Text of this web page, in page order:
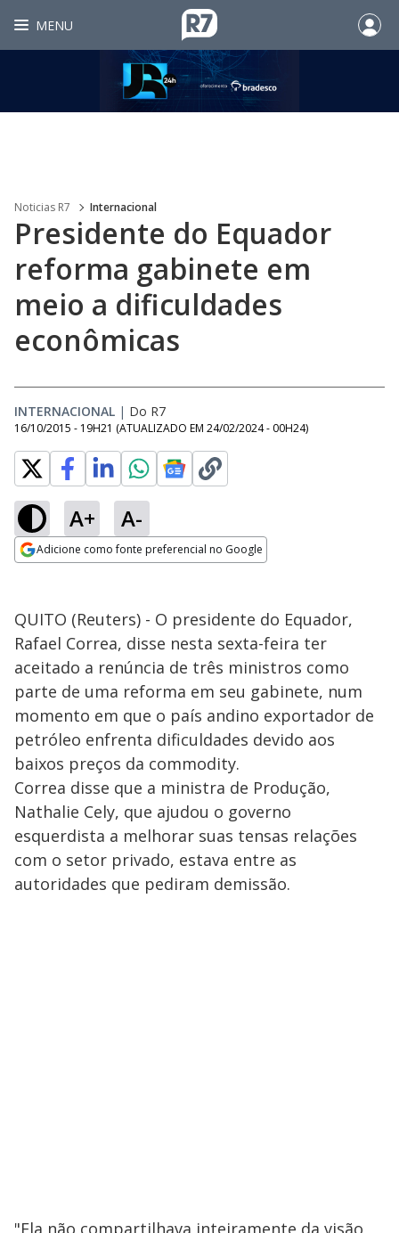
MENU
Noticias R7 Internacional
Presidente do Equador
reforma gabinete em
meio a dificuldades
econômicas
INTERNACIONAL | Do R7
16/10/2015 - 19H21 (ATUALIZADO EM 24/02/2024 - 00H24)
A+ A-
Adicione como fonte preferencial no Google
QUITO (Reuters) - O presidente do Equador,
Rafael Correa, disse nesta sexta-feira ter
aceitado a renúncia de três ministros como
parte de uma reforma em seu gabinete, num
momento em que o país andino exportador de
petróleo enfrenta dificuldades devido aos
baixos preços da commodity.
Correa disse que a ministra de Produção,
Nathalie Cely, que ajudou o governo
esquerdista a melhorar suas tensas relações
com o setor privado, estava entre as
autoridades que pediram demissão.
"Ela não compartilhava inteiramente da visão